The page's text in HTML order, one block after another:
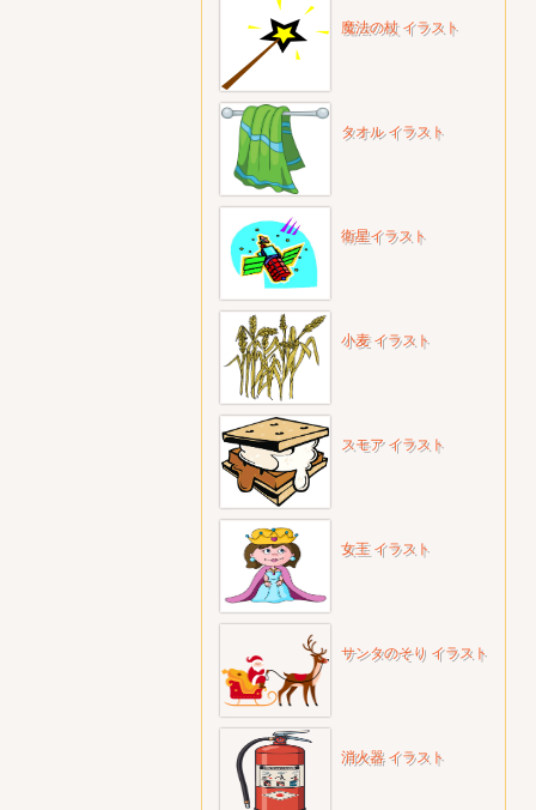
魔法の杖 イラスト
タオル イラスト
衛星イラスト
小麦 イラスト
スモア イラスト
女王 イラスト
サンタのそり イラスト
消火器 イラスト